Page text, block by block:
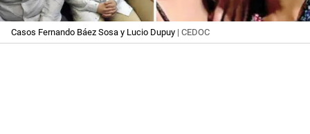
Casos Fernando Báez Sosa y Lucio Dupuy | CEDOC